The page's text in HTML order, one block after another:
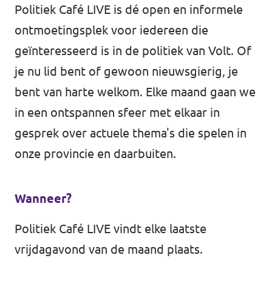
Politiek Café LIVE is dé open en informele
ontmoetingsplek voor iedereen die
geïnteresseerd is in de politiek van Volt. Of
je nu lid bent of gewoon nieuwsgierig, je
bent van harte welkom. Elke maand gaan we
in een ontspannen sfeer met elkaar in
gesprek over actuele thema's die spelen in
onze provincie en daarbuiten.
Wanneer?
Politiek Café LIVE vindt elke laatste
vrijdagavond van de maand plaats.